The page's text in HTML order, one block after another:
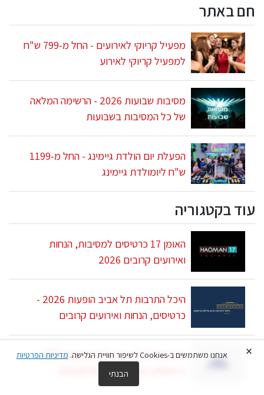
חם באתר
מפעיל קריוקי לאירועים - החל מ-799 ש"ח
למפעיל קריוקי לאירוע
מסיבות שבועות 2026 - הרשימה המלאה
של כל המסיבות בשבועות
הפעלת יום הולדת גיימינג - החל מ-1199
ש"ח ליומולדת גיימינג
עוד בקטגוריה
האומן 17 כרטיסים למסיבות, הנחות
ואירועים קרובים 2026
היכל התרבות תל אביב הופעות 2026 -
כרטיסים, הנחות ואירועים קרובים
בית החייל תל אביב לוח הופעות 2026 -
כרטיסים, הנחות ואירועים קרובים
× אנחנו משתמשים ב-Cookies לשיפור חוויית הגלישה. מדיניות הפרטיות
הבנתי